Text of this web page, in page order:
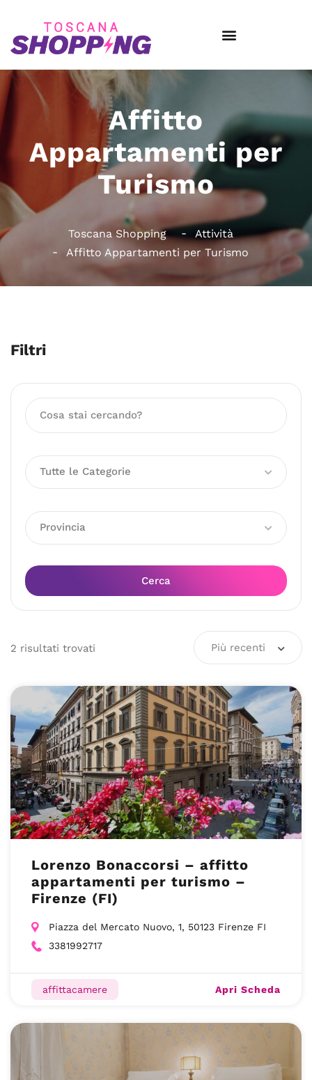
Affitto
Appartamenti per
Turismo
Toscana Shopping
Attività
Affitto Appartamenti per Turismo
Filtri
Tutte le Categorie
Provincia
Cerca
2 risultati trovati Più recenti
Lorenzo Bonaccorsi – affitto
appartamenti per turismo –
Firenze (FI)
Piazza del Mercato Nuovo, 1, 50123 Firenze FI
3381992717
affittacamere Apri Scheda